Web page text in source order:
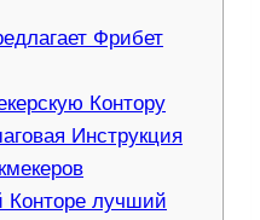
Фрибет
Контору
Инструкция
Конторе лучший